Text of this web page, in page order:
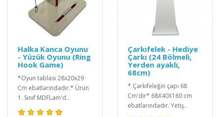
Halka Kanca Oyunu
- Yüzük Oyunu (Ring
Hook Game)
*Oyun tablası 28x20x29
Cm ebatlarındadır.* Ürün
1. Sınıf MDFLam'd..
Çarkıfelek - Hediye
Çarkı (24 Bölmeli,
Yerden ayaklı,
68cm)
* Çarkıfeleğin çapı 68
Cm'dir* 68X40X160 cm
ebatlarındadır. Yetiş..